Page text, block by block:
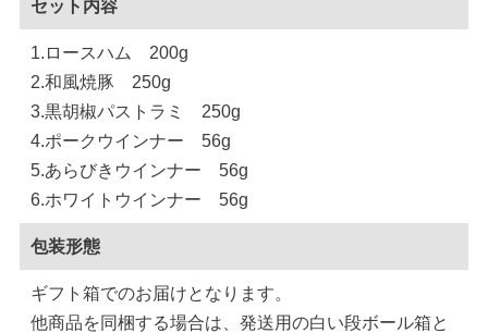
セット内容
1.ロースハム 200g
2.和風焼豚 250g
3.黒胡椒パストラミ 250g
4.ポークウインナー 56g
5.あらびきウインナー 56g
6.ホワイトウインナー 56g
包装形態
ギフト箱でのお届けとなります。
他商品を同梱する場合は、発送用の白い段ボール箱と